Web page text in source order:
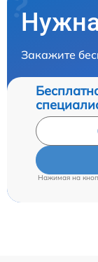
Закажите
Нажимая на